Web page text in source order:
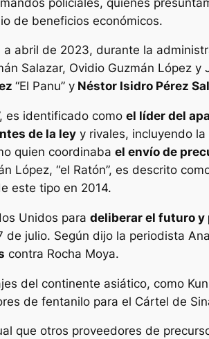
de beneficios económicos.
abril de 2023, durante la
Salazar, Ovidio Guzmán López
“El Panu” y Néstor Isidro Pérez
es identificado como el líder del
de la ley y rivales, incluyendo
quien coordinaba el envío de
López, “el Ratón”, es descrito
este tipo en 2014.
Unidos para deliberar el futuro y
de julio. Según dijo la periodista
contra Rocha Moya.
del continente asiático, como
de fentanilo para el Cártel de
que otros proveedores de